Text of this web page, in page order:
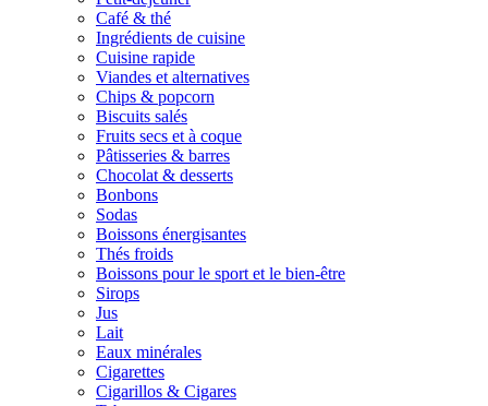
Café & thé
Ingrédients de cuisine
Cuisine rapide
Viandes et alternatives
Chips & popcorn
Biscuits salés
Fruits secs et à coque
Pâtisseries & barres
Chocolat & desserts
Bonbons
Sodas
Boissons énergisantes
Thés froids
Boissons pour le sport et le bien-être
Sirops
Jus
Lait
Eaux minérales
Cigarettes
Cigarillos & Cigares